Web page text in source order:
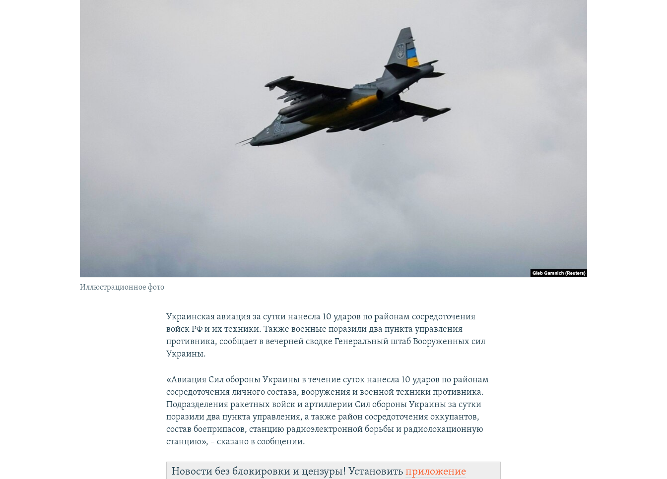
Иллюстрационное фото
Украинская авиация за сутки нанесла 10 ударов по районам сосредоточения
войск РФ и их техники. Также военные поразили два пункта управления
противника, сообщает в вечерней сводке Генеральный штаб Вооруженных сил
Украины.
«Авиация Сил обороны Украины в течение суток нанесла 10 ударов по районам
сосредоточения личного состава, вооружения и военной техники противника.
Подразделения ракетных войск и артиллерии Сил обороны Украины за сутки
поразили два пункта управления, а также район сосредоточения оккупантов,
состав боеприпасов, станцию радиоэлектронной борьбы и радиолокационную
станцию», – сказано в сообщении.
Новости без блокировки и цензуры! Установитьприложение